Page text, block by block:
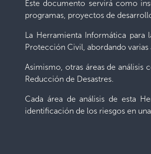
Este documento servirá como
programas, proyectos de
La Herramienta Informática para
Protección Civil, abordando
Asimismo, otras áreas de análisis
Reducción de Desastres.
Cada área de análisis de esta
identificación de los riesgos en